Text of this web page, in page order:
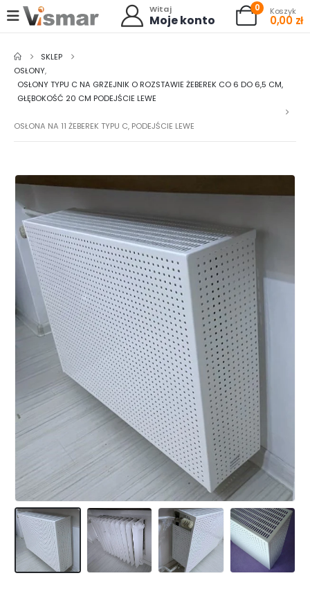
Witaj
Moje konto
0 Koszyk
0,00 zł
SKLEP
OSŁONY,
OSŁONY TYPU C NA GRZEJNIK O ROZSTAWIE ŻEBEREK CO 6 DO 6,5 CM,
GŁĘBOKOŚĆ 20 CM PODEJŚCIE LEWE
OSŁONA NA 11 ŻEBEREK TYPU C, PODEJŚCIE LEWE